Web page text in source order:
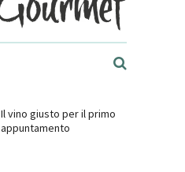
Il vino giusto per il primo
appuntamento